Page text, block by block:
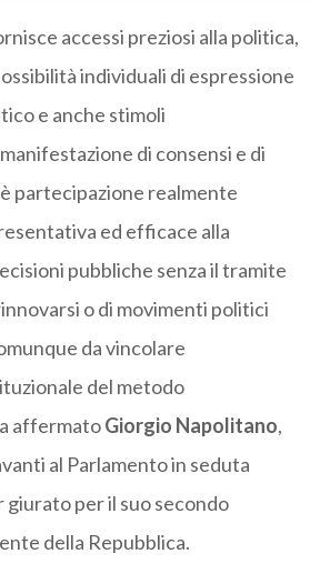
accessi preziosi alla politica,
individuali di espressione
e anche stimoli
di consensi e di
partecipazione realmente
ed efficace alla
pubbliche senza il tramite
o di movimenti politici
da vincolare
del metodo
affermatoGiorgio Napolitano,
al Parlamento in seduta
giurato per il suo secondo
della Repubblica.